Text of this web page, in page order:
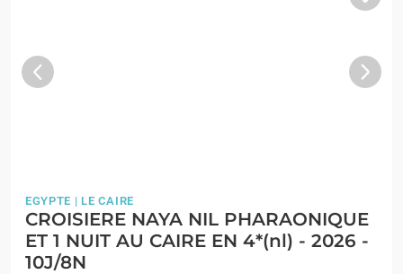
EGYPTE | LE CAIRE
CROISIERE NAYA NIL PHARAONIQUE
ET 1 NUIT AU CAIRE EN 4*(nl) - 2026 -
10J/8N